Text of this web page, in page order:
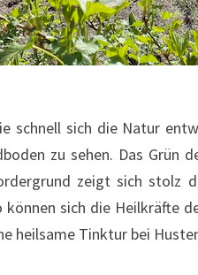
schnell sich die Natur
zu sehen. Das Grün
zeigt sich stolz
können sich die Heilkräfte
heilsame Tinktur bei